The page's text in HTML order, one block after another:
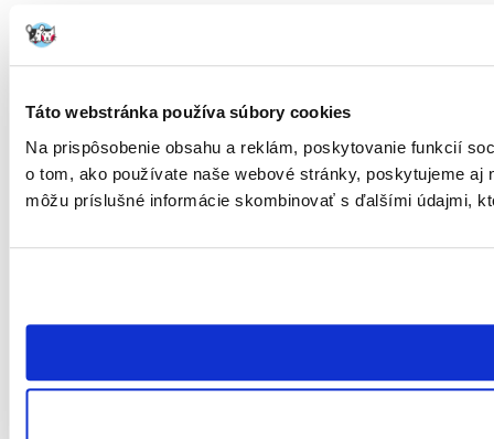
Táto webstránka používa súbory cookies
Na prispôsobenie obsahu a reklám, poskytovanie funkcií
o tom, ako používate naše webové stránky, poskytujeme
môžu príslušné informácie skombinovať s ďalšími údajmi,